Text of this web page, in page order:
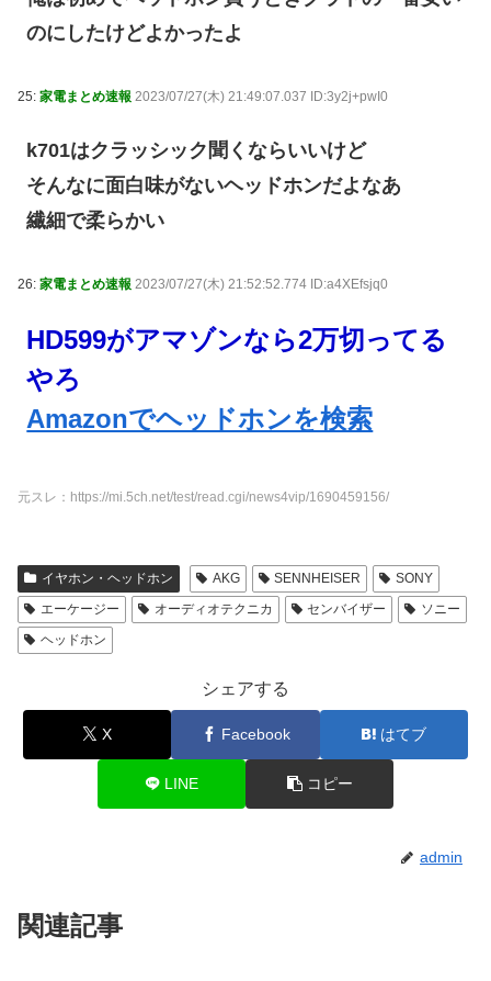
のにしたけどよかったよ
25: 家電まとめ速報 2023/07/27(木) 21:49:07.037 ID:3y2j+pwI0
k701はクラッシック聞くならいいけど
そんなに面白味がないヘッドホンだよなあ
繊細で柔らかい
26: 家電まとめ速報 2023/07/27(木) 21:52:52.774 ID:a4XEfsjq0
HD599がアマゾンなら2万切ってる
やろ
Amazonでヘッドホンを検索
元スレ：https://mi.5ch.net/test/read.cgi/news4vip/1690459156/
イヤホン・ヘッドホン AKG SENNHEISER
SONY
エーケージー
オーディオテクニカ センバイザー
ソニー
ヘッドホン
シェアする
X Facebook はてブ
LINE コピー
admin
関連記事